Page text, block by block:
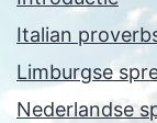
Italian
Limburgse
Nederlandse